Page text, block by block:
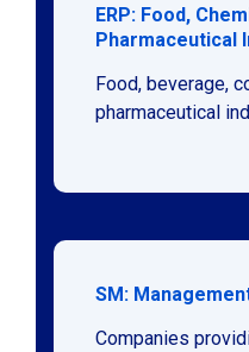
ERP: Food,
Pharmaceutical
Food, beverage,
pharmaceutical
SM:
Companies